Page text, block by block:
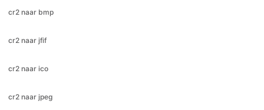
cr2 naar ico
cr2 naar jpeg
cr2 naar pdf
cr2 naar png